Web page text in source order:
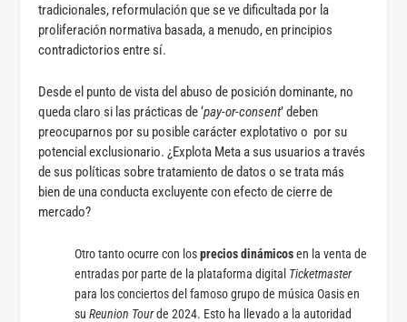
tradicionales, reformulación que se ve dificultada por la
proliferación normativa basada, a menudo, en principios
contradictorios entre sí.
Desde el punto de vista del abuso de posición dominante, no
queda claro si las prácticas de ‘pay-or-consent’ deben
preocuparnos por su posible carácter explotativo o por su
potencial exclusionario. ¿Explota Meta a sus usuarios a través
de sus políticas sobre tratamiento de datos o se trata más
bien de una conducta excluyente con efecto de cierre de
mercado?
Otro tanto ocurre con losprecios dinámicosen la venta de
entradas por parte de la plataforma digital Ticketmaster
para los conciertos del famoso grupo de música Oasis en
suReunion Tourde 2024. Esto ha llevado a la autoridad